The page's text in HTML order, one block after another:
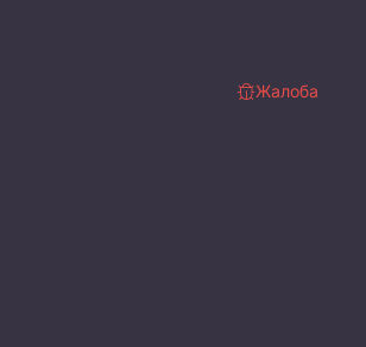
Жалоба